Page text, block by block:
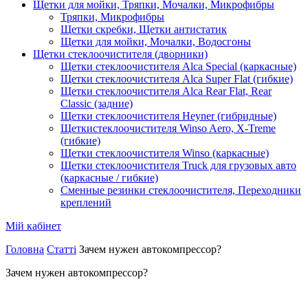
Щетки для мойки, Тряпки, Мочалки, Микрофибры
Тряпки, Микрофибры
Щетки скребки, Щетки антистатик
Щетки для мойки, Мочалки, Водосгоны
Щетки стеклоочистителя (дворники)
Щетки стеклоочистителя Alca Special (каркасные)
Щетки стеклоочистителя Alca Super Flat (гибкие)
Щетки стеклоочистителя Alca Rear Flat, Rear
Classic (задние)
Щетки стеклоочистителя Heyner (гибридные)
Щеткистеклоочистителя Winso Aero, X-Treme
(гибкие)
Щетки стеклоочистителя Winso (каркасные)
Щетки стеклоочистителя Truck для грузовых авто
(каркасные / гибкие)
Сменные резинки стеклоочистителя, Переходники
креплений
Мій кабінет
Головна Статті Зачем нужен автокомпрессор?
Зачем нужен автокомпрессор?